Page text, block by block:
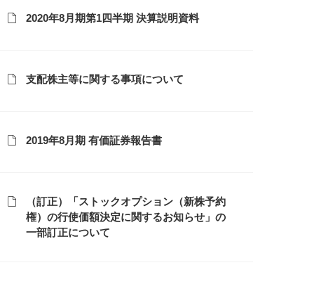
2020年8月期第1四半期 決算説明資料
支配株主等に関する事項について
2019年8月期 有価証券報告書
（訂正）「ストックオプション（新株予約
権）の行使価額決定に関するお知らせ」の
一部訂正について